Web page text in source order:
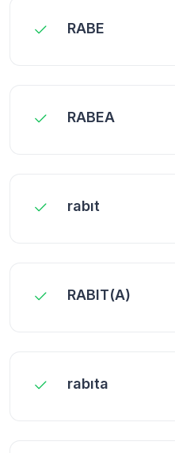
RABE
RABEA
rabıt
RABIT(A)
rabıta